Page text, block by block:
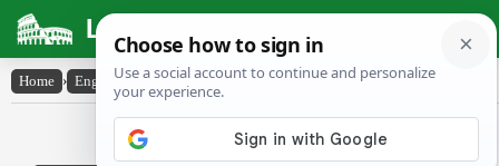
Latin Dictionary
Home › English-Latin › foppishly
English to Latin Dictionary